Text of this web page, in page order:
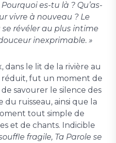
es-tu là ? Qu’as-
vivre à nouveau ? Le
se révéler au plus intime
inexprimable. »
dans le lit de la rivière au
fut un moment de
savourer le silence des
ruisseau, ainsi que la
tout simple de
et de chants. Indicible
fragile, Ta Parole se